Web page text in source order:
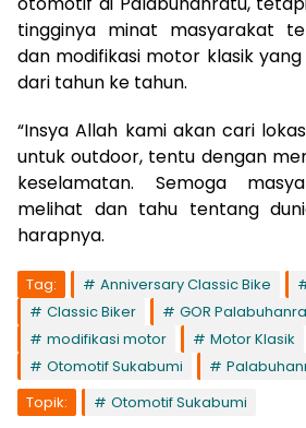
tingginya minat masyarakat
dan modifikasi motor klasik
dari tahun ke tahun.
“Insya Allah kami akan cari
untuk outdoor, tentu dengan
keselamatan. Semoga
melihat dan tahu tentang
harapnya.
Tag: Anniversary Classic Bike
Classic Biker
GOR
modifikasi motor
Motor Klasik
Otomotif Sukabumi
Topik:
Otomotif Sukabumi